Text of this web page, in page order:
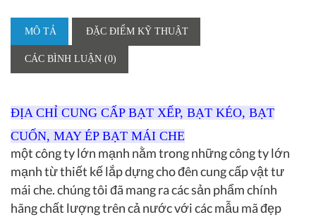
MÔ TẢ ĐẶC ĐIỂM KỸ THUẬT
CÁC BÌNH LUẬN (0)
ĐỊA CHỈ CUNG CẤP BẠT XẾP, BẠT KÉO, BẠT
CUỐN, MAY ÉP BẠT MÁI CHE
một công ty lớn mạnh nằm trong những công ty lớn
mạnh từ thiết kế lắp dựng cho đên cung cấp vật tư
mái che. chúng tôi đã mang ra các sản phẩm chính
hãng chất lượng trên cả nước với các mẫu mã đẹp